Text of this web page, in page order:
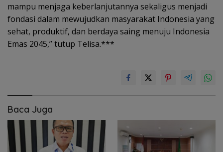
mampu menjaga keberlanjutannya sekaligus menjadi
fondasi dalam mewujudkan masyarakat Indonesia yang
sehat, produktif, dan berdaya saing menuju Indonesia
Emas 2045,” tutup Telisa.***
Baca Juga